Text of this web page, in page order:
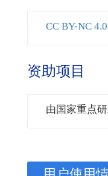
CC BY-NC 4.0
资助项目
由国家重点